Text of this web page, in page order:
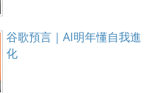
谷歌預言｜AI明年懂自我進
化